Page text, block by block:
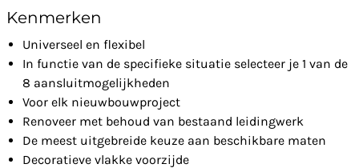
Kenmerken
Universeel en flexibel
In functie van de specifieke situatie selecteer je 1 van de
8 aansluitmogelijkheden
Voor elk nieuwbouwproject
Renoveer met behoud van bestaand leidingwerk
De meest uitgebreide keuze aan beschikbare maten
Decoratieve vlakke voorzijde